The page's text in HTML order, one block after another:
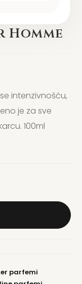
intenzivnošću,
je za sve
100ml
parfemi